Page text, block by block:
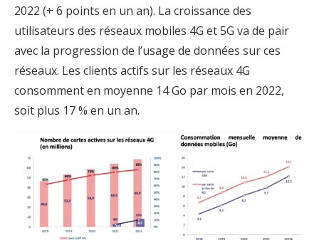
2022 (+ 6 points en un an). La croissance des
utilisateurs des réseaux mobiles 4G et 5G va de pair
avec la progression de l’usage de données sur ces
réseaux. Les clients actifs sur les réseaux 4G
consomment en moyenne 14 Go par mois en 2022,
soit plus 17 % en un an.